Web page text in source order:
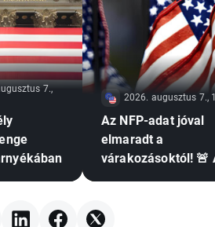
7.,
2026. augusztus 7.,
Az NFP-adat jóval
elmaradt a
várakozásoktól! 🚨